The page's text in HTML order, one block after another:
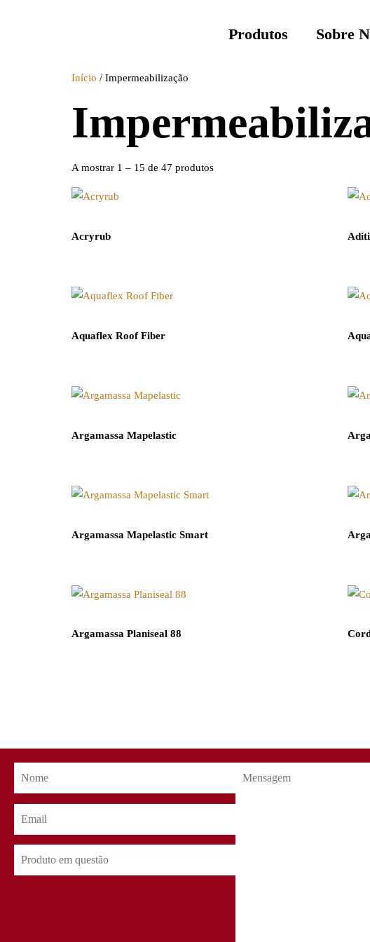
Produtos Sobre
Início / Impermeabilização
A mostrar 1 – 15 de 47 produtos
Acryrub
Aquaflex Roof Fiber
Argamassa Mapelastic
Argamassa Mapelastic Smart
Argamassa Planiseal 88